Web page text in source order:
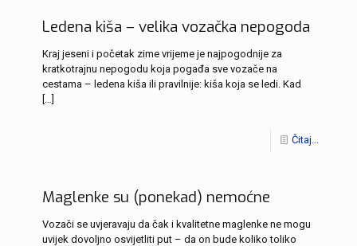
Ledena kiša – velika vozačka nepogoda
Kraj jeseni i početak zime vrijeme je najpogodnije za
kratkotrajnu nepogodu koja pogađa sve vozače na
cestama – ledena kiša ili pravilnije: kiša koja se ledi. Kad
[…]
Čitaj...
Maglenke su (ponekad) nemoćne
Vozači se uvjeravaju da čak i kvalitetne maglenke ne mogu
uvijek dovoljno osvijetliti put – da on bude koliko toliko